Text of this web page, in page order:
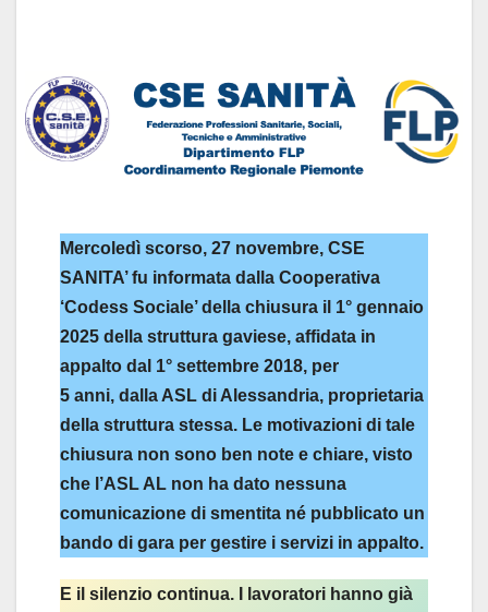
Mercoledì scorso, 27 novembre, CSE
SANITA’ fu informata dalla Cooperativa
‘Codess Sociale’ della chiusura il 1° gennaio
2025 della struttura gaviese, affidata in
appalto dal 1° settembre 2018, per
5 anni, dalla ASL di Alessandria, proprietaria
della struttura stessa. Le motivazioni di tale
chiusura non sono ben note e chiare, visto
che l’ASL AL non ha dato nessuna
comunicazione di smentita né pubblicato un
bando di gara per gestire i servizi in appalto.
E il silenzio continua. I lavoratori hanno già